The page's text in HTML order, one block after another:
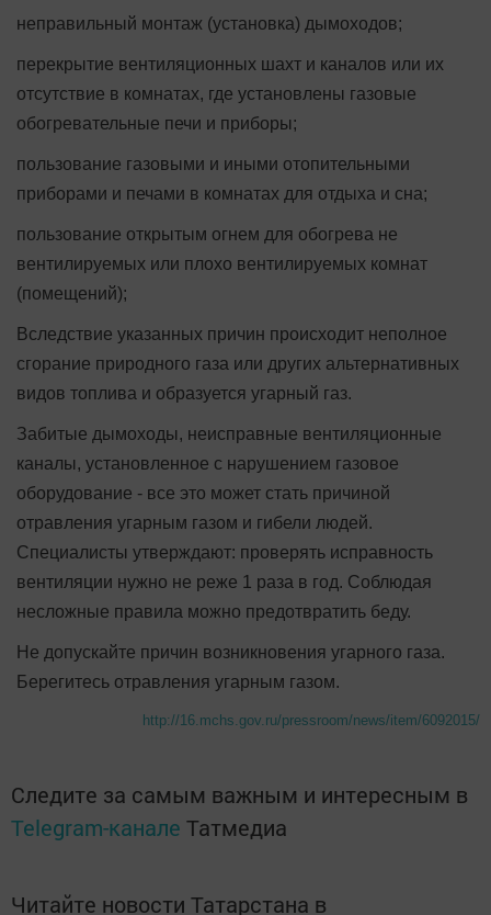
неправильный монтаж (установка) дымоходов;
перекрытие вентиляционных шахт и каналов или их
отсутствие в комнатах, где установлены газовые
обогревательные печи и приборы;
пользование газовыми и иными отопительными
приборами и печами в комнатах для отдыха и сна;
пользование открытым огнем для обогрева не
вентилируемых или плохо вентилируемых комнат
(помещений);
Вследствие указанных причин происходит неполное
сгорание природного газа или других альтернативных
видов топлива и образуется угарный газ.
Забитые дымоходы, неисправные вентиляционные
каналы, установленное с нарушением газовое
оборудование - все это может стать причиной
отравления угарным газом и гибели людей.
Специалисты утверждают: проверять исправность
вентиляции нужно не реже 1 раза в год. Соблюдая
несложные правила можно предотвратить беду.
Не допускайте причин возникновения угарного газа.
Берегитесь отравления угарным газом.
http://16.mchs.gov.ru/pressroom/news/item/6092015/
Следите за самым важным и интересным в
Telegram-канале Татмедиа
Читайте новости Татарстана в